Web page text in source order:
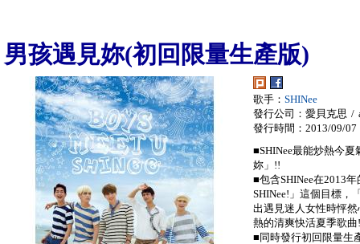
男孩遇見妳(初回限量生產版)
歌手： SHINee
發行公司：愛貝克思 /
發行時間：2013/09/07
■SHINee最能炒熱今
妳」!!
■包含SHINee在2013
SHINee!」這個目標，
出遇見迷人女性時怦
熱的清爽快活夏季歌
■同時發行初回限量生